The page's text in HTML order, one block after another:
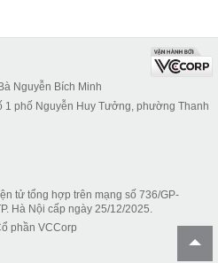
Nguyễn Bích Minh
1 phố Nguyễn Huy Tưởng, phường Thanh
tử tổng hợp trên mạng số 736/GP-
Hà Nội cấp ngày 25/12/2025.
phần VCCorp